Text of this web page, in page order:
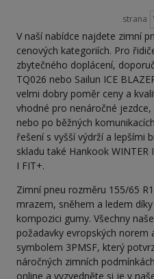
strana
V naší nabídce najdete zimní
cenových kategoriích. Pro
zbytečného doplácení,
TQ026 nebo Sailun ICE
velmi dobry poměr ceny a
vhodné pro nenáročné
nebo po běžných
řešení s vyšší výdrží a lepšími
skladu také Hankook WINTER
I FIT+.
Zimní pneu rozměru 155/65
mrazem, sněhem a ledem
kompozici gumy. Všechny
požadavky evropských
symbolem 3PMSF, který
náročných zimních
online a vyzvedněte si je v